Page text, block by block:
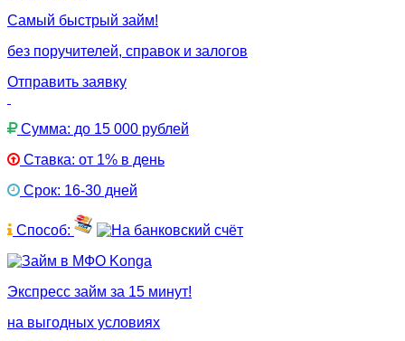
Самый быстрый займ!
без поручителей, справок и залогов
Отправить заявку
Сумма: до 15 000 рублей
Ставка: от 1% в день
Срок: 16-30 дней
Способ:
Экспресс займ за 15 минут!
на выгодных условиях